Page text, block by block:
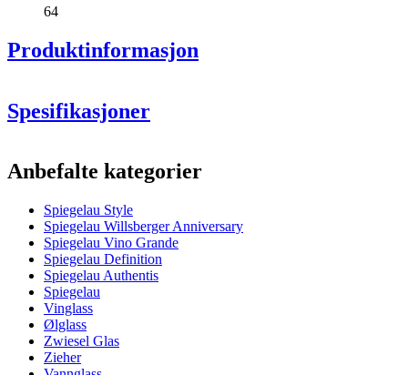
64
Produktinformasjon
Spesifikasjoner
Produktnummer4670180
Generell
Produsent Spiegelau
Dimensjoner (BxHxD cm)
Vekt (kg)0.25
Høyde (cm)
Bredde (cm)22
Dybde (cm)22
Anbefalte kategorier
Spiegelau Style
Spiegelau Willsberger Anniversary
Spiegelau Vino Grande
Spiegelau Definition
Spiegelau Authentis
Spiegelau
Vinglass
Ølglass
Zwiesel Glas
Zieher